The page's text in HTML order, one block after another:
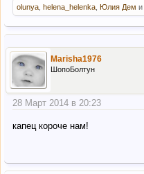
olunya helena_helenka Юлия Дем и
Marisha1976
ШопоБолтун
28 Март 2014 в 20:23
капец короче нам!